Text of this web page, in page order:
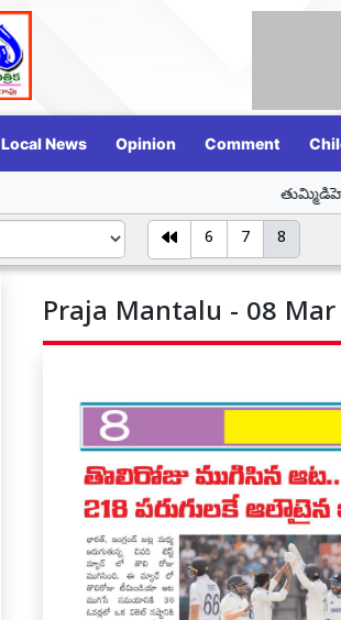
Local News Opinion Comment
తుమ్మిడిహెట్టి బ్యారేజీ ఎత్తు
6 7 8
Praja Mantalu - 08 Mar